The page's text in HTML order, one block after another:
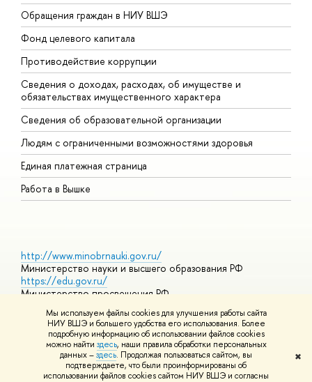
Мы используем файлы cookies для улучшения работы сайта
НИУ ВШЭ и большего удобства его использования. Более
подробную информацию об использовании файлов cookies
можно найти здесь, наши правила обработки персональных
данных –здесь. Продолжая пользоваться сайтом, вы
подтверждаете, что были проинформированы об
использовании файлов cookies сайтом НИУ ВШЭ и согласны
✖
Обращения граждан в НИУ ВШЭ
Фонд целевого капитала
Противодействие коррупции
Сведения о доходах, расходах, об имуществе и
обязательствах имущественного характера
Сведения об образовательной организации
Людям с ограниченными возможностями здоровья
Единая платежная страница
Работа в Вышке
http://www.minobrnauki.gov.ru/
Министерство науки и высшего образования РФ
https://edu.gov.ru/
Министерство просвещения РФ
https://elearning.hse.ru/mooc
Массовые открытые онлайн-курсы
© НИУ ВШЭ 1993–2026 Адреса и контактыУсловия
использования материалов Политика конфиденциальности